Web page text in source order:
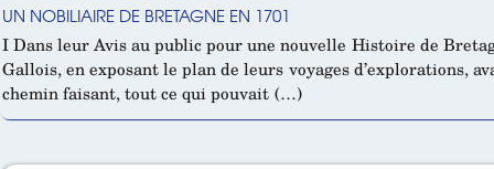
UN NOBILIAIRE DE BRETAGNE EN 1701
I Dans leur Avis au public pour une nouvelle Histoire de
Gallois, en exposant le plan de leurs voyages d’explorations,
chemin faisant, tout ce qui pouvait (…)